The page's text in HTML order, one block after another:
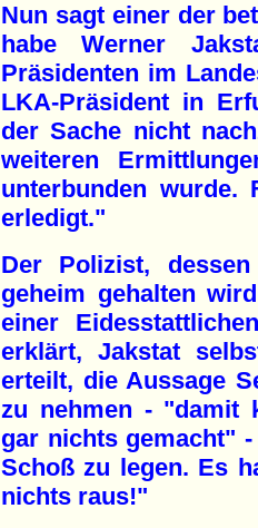
Nun sagt einer der
habe Werner
Präsidenten im
LKA-Präsident in
der Sache nicht
weiteren
unterbunden
erledigt."
Der Polizist,
geheim gehalten
einer
erklärt, Jakstat
erteilt, die Aussage
zu nehmen - "damit
gar nichts gemacht"
Schoß zu legen. Es
nichts raus!"